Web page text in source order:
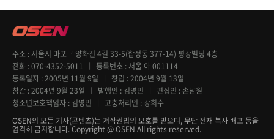
주소
서울시 마포구 양화진 4길 33-5(합정동 377-14) 평강빌딩 4층
전화 070-4352-5011 등록번호
서울 아 001114
등록일자 2005년 11월 9일 창립 2004년 9월 13일
창간 2004년 9월 23일 발행인 김영민 편집인
손남원
청소년보호책임자 김영민 고충처리인
강희수
OSEN의 모든 기사(콘텐츠)는 저작권법의 보호를 받으며, 무단 전재 복사 배포 등을
엄격히 금지합니다. Copyright @ OSEN All rights reserved.